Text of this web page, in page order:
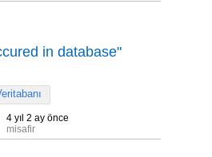
in database"
4 yıl 2 ay önce
misafir